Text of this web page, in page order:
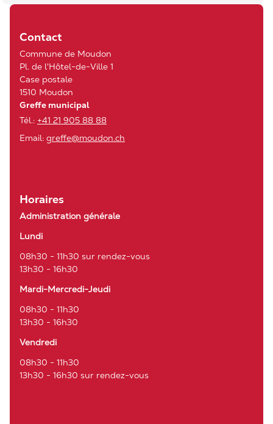
Contact
Commune de Moudon
Pl. de l'Hôtel-de-Ville 1
Case postale
1510 Moudon
Greffe municipal
Tél.: +41 21 905 88 88
Email: greffe@moudon.ch
Horaires
Administration générale
Lundi
08h30 - 11h30 sur rendez-vous
13h30 - 16h30
Mardi-Mercredi-Jeudi
08h30 - 11h30
13h30 - 16h30
Vendredi
08h30 - 11h30
13h30 - 16h30 sur rendez-vous